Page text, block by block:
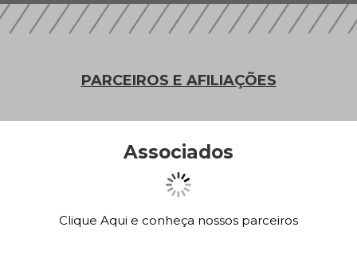
PARCEIROS E AFILIAÇÕES
Associados
Clique Aqui e conheça nossos parceiros